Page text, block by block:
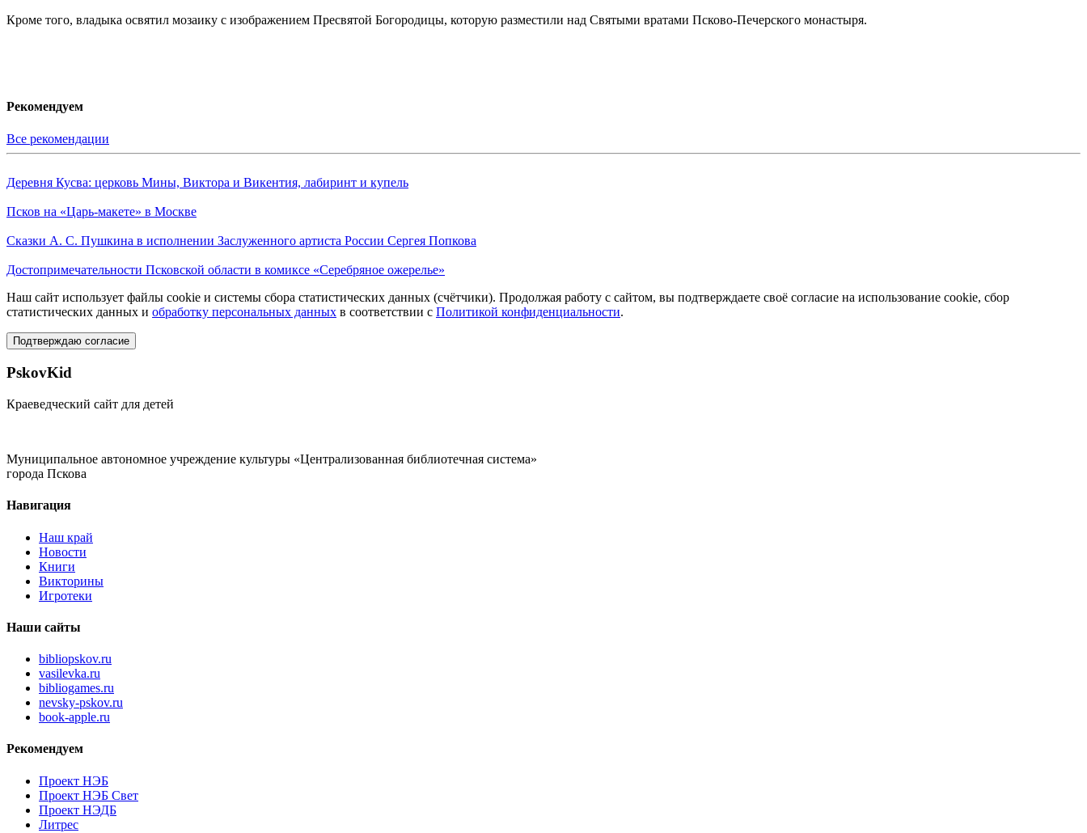
Кроме того, владыка освятил мозаику с изображением Пресвятой Богородицы, которую разместили над Святыми вратами Псково-Печерского монастыря.
Рекомендуем
Все рекомендации
Деревня Кусва: церковь Мины, Виктора и Викентия, лабиринт и купель
Псков на «Царь-макете» в Москве
Сказки А. С. Пушкина в исполнении Заслуженного артиста России Сергея Попкова
Достопримечательности Псковской области в комиксе «Серебряное ожерелье»
Наш сайт использует файлы cookie и системы сбора статистических данных (счётчики). Продолжая работу с сайтом, вы подтверждаете своё согласие на использование cookie, сбор
статистических данных и обработку персональных данных в соответствии с Политикой конфиденциальности.
Подтверждаю согласие
PskovKid
Краеведческий сайт для детей
Муниципальное автономное учреждение культуры «Централизованная библиотечная система»
города Пскова
Навигация
Наш край
Новости
Книги
Викторины
Игротеки
Наши сайты
bibliopskov.ru
vasilevka.ru
bibliogames.ru
nevsky-pskov.ru
book-apple.ru
Рекомендуем
Проект НЭБ
Проект НЭБ Свет
Проект НЭДБ
Литрес